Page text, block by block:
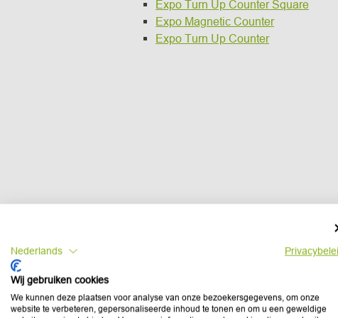
Expo Turn Up Counter Square
Expo Magnetic Counter
Expo Turn Up Counter
Nederlands
Wij gebruiken cookies
We kunnen deze plaatsen voor analyse van onze bezoekersgegevens, om onze
website te verbeteren, gepersonaliseerde inhoud te tonen en om u een geweldige